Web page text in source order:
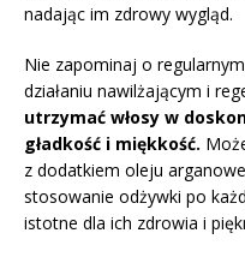
nadając im zdrowy wygląd.
Nie zapominaj o
działaniu nawilżającym i
utrzymać włosy w
gładkość i miękkość.
z dodatkiem oleju
stosowanie odżywki po
istotne dla ich zdrowia i